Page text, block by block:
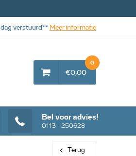
Bel voor advies!
0113 - 250628
€0,00
0
verstuurd** Meer informatie
Terug